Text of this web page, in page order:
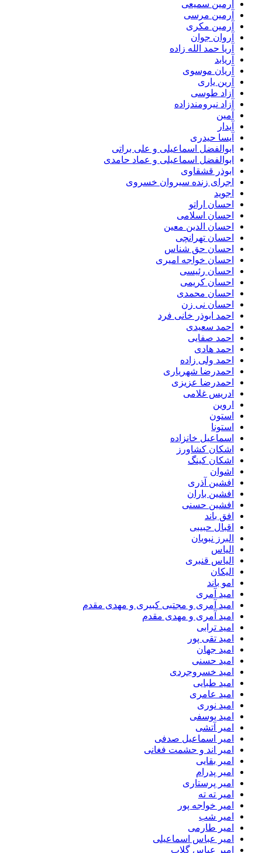
آرمین سمیعی
آرمین مرسی
آرمین مکری
آروان جوان
آریا حمد الله زاده
آریابد
آریان موسوی
آرین یاری
آزاد طوسی
آزاد نیرومندزاده
آمین
آیدار
آیسا حیدری
ابوالفضل اسماعیلی و علی براتی
ابوالفضل اسماعیلی و عماد حامدی
ابوذر قشقاوی
اجرای زنده سیروان خسروی
اجوید
احسان اراتو
احسان اسلامی
احسان الدین معین
احسان تهرانچی
احسان حق شناس
احسان خواجه امیری
احسان رئیسی
احسان کریمی
احسان محمدی
احسان نی زن
احمد ابوذر خانی فرد
احمد سعیدی
احمد صفایی
احمد هادی
احمد ولی زاده
احمدرضا شهریاری
احمدرضا عزیزی
ادریس غلامی
اروین
استون
استونا
اسماعیل خانزاده
اشکان کشاورز
اشکان کینگ
اشوان
افشین آذری
افشین باران
افشین حسنی
افق باند
اقبال حبیبی
البرز نبویان
الیاس
الیاس قنبرى
الیکان
امو باند
امید آمری
امید آمری و مجتبی کبیری و مهدى مقدم
امید آمری و مهدی مقدم
امید ترابی
امید تقی پور
امید جهان
امید حسنی
امید خسروجردی
امید طبایی
امید عامری
امید نوری
امید یوسفی
امیر آتشی
امیر اسماعیل صدفی
امیر اند و حشمت فغانی
امیر بقایی
امیر پدرام
امیر پرستاری
امیر ته ته
امیر خواجه پور
امیر شب
امیر طارمی
امیر عباس اسماعیلی
امیر عباس گلاب